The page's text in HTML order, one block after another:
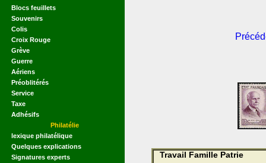
Blocs feuillets
Souvenirs
Colis
Croix Rouge
Grève
Guerre
Aériens
Préoblitérés
Service
Taxe
Adhésifs
Philatélie
lexique philatélique
Quelques explications
Signatures experts
Travail Famille Patrie